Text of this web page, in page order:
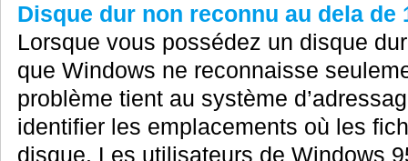
Disque dur non reconnu au dela de
Lorsque vous possédez un disque
que Windows ne reconnaisse
problème tient au système
identifier les emplacements où les
disque. Les utilisateurs de Windows